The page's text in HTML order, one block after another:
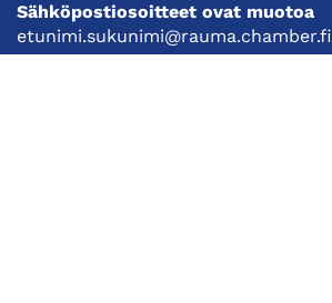
Sähköpostiosoitteet ovat muotoa
etunimi.sukunimi@rauma.chamber.fi